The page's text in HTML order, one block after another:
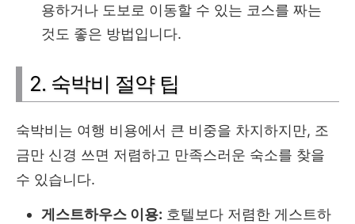
용하거나 도보로 이동할 수 있는 코스를 짜는
것도 좋은 방법입니다.
2. 숙박비 절약 팁
숙박비는 여행 비용에서 큰 비중을 차지하지만, 조
금만 신경 쓰면 저렴하고 만족스러운 숙소를 찾을
수 있습니다.
게스트하우스 이용: 호텔보다 저렴한 게스트하